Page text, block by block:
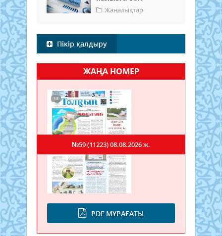
Жаңалықтар
Пікір қалдыру
ЖАҢА НОМЕР
PDF МҰРАҒАТЫ
№59 (11223)08.08.2026 ж.